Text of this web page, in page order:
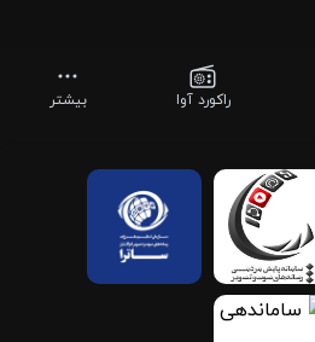
راکورد آوا بیشتر